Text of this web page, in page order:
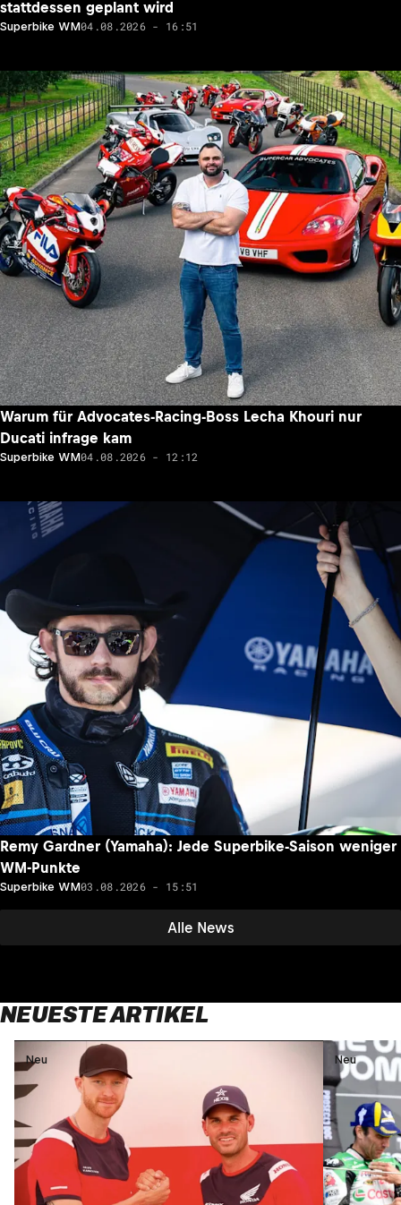
Alle News
stattdessen geplant wird
Superbike WM04.08.2026 - 16:51
Warum für Advocates-Racing-Boss Lecha Khouri nur
Ducati infrage kam
Superbike WM04.08.2026 - 12:12
Remy Gardner (Yamaha): Jede Superbike-Saison weniger
WM-Punkte
Superbike WM03.08.2026 - 15:51
NEUESTE ARTIKEL
Neu Neu